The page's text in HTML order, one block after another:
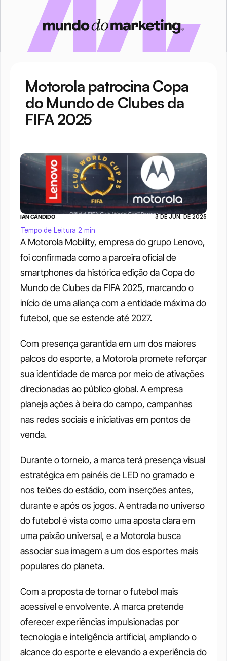
Motorola patrocina Copa
do Mundo de Clubes da
FIFA 2025
A Motorola Mobility, empresa do grupo Lenovo,
foi confirmada como a parceira oficial de
smartphones da histórica edição da Copa do
Mundo de Clubes da FIFA 2025, marcando o
início de uma aliança com a entidade máxima do
futebol, que se estende até 2027.
Com presença garantida em um dos maiores
palcos do esporte, a Motorola promete reforçar
sua identidade de marca por meio de ativações
direcionadas ao público global. A empresa
planeja ações à beira do campo, campanhas
nas redes sociais e iniciativas em pontos de
venda.
Durante o torneio, a marca terá presença visual
estratégica em painéis de LED no gramado e
nos telões do estádio, com inserções antes,
durante e após os jogos. A entrada no universo
do futebol é vista como uma aposta clara em
uma paixão universal, e a Motorola busca
associar sua imagem a um dos esportes mais
populares do planeta.
Com a proposta de tornar o futebol mais
acessível e envolvente. A marca pretende
oferecer experiências impulsionadas por
tecnologia e inteligência artificial, ampliando o
alcance do esporte e elevando a experiência do
IAN CÂNDIDO 3 DE JUN. DE 2025
Tempo de Leitura 2 min